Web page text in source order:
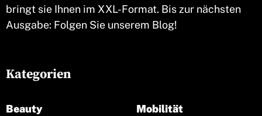
bringt sie Ihnen im XXL-Format. Bis zur nächsten
Ausgabe: Folgen Sie unserem Blog!
Kategorien
Beauty
Mobilität